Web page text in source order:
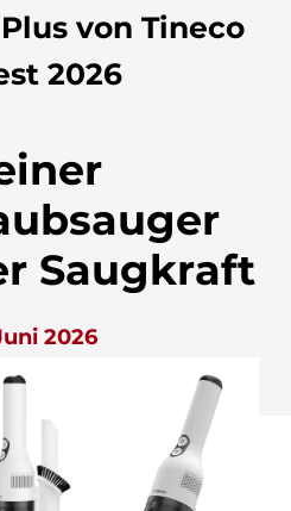
von Tineco
2026
Saugkraft
2026